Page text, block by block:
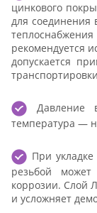
цинкового
для соединения
рекомендуется
допускается
температура —
При
резьбой
коррозии. Слой
и усложняет